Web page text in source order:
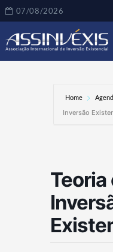
07/08/2026
Home
Inversão
Teoria